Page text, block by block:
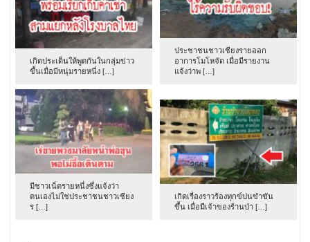
เกิดประเด็นให้พูดกันในกลุ่มข่าว
ขึ้นเมื่อมีหนุ่มรายหนึ่ง […]
ประชาชนชาวเชียงรายออก
อาการโมโหจัด เมื่อมีรายงาน
แจ้งว่าพ […]
มีชาวเน็ตรายหนึ่งซึ่งแจ้งว่า
ตนเองไม่ใช่ประชาชนชาวเชียง
ร […]
เกิดเรื่องราวร้องทุกข์ปนขำขัน
ขึ้น เมื่อมีเจ้าของร้านป่า […]